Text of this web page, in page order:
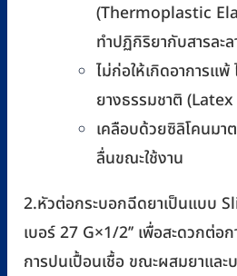
(Thermoplastic
ทำปฏิกิริยากับสารละ
ไม่ก่อให้เกิดอาการแ
ยางธรรมชาติ
เคลือบด้วยซิลิโคนมา
ลื่นขณะใช้งาน
2.หัวต่อกระบอกฉีดยาเป็นแบบ
เบอร์ 27 G×1/2’’ เพื่อสะดวกต่อ
การปนเปื้อนเชื้อ ขณะผสมยาและ